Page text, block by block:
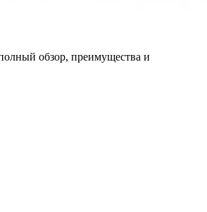
обзор, преимущества и